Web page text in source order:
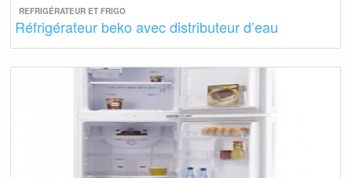
REFRIGÉRATEUR ET FRIGO
Réfrigérateur beko avec distributeur d’eau